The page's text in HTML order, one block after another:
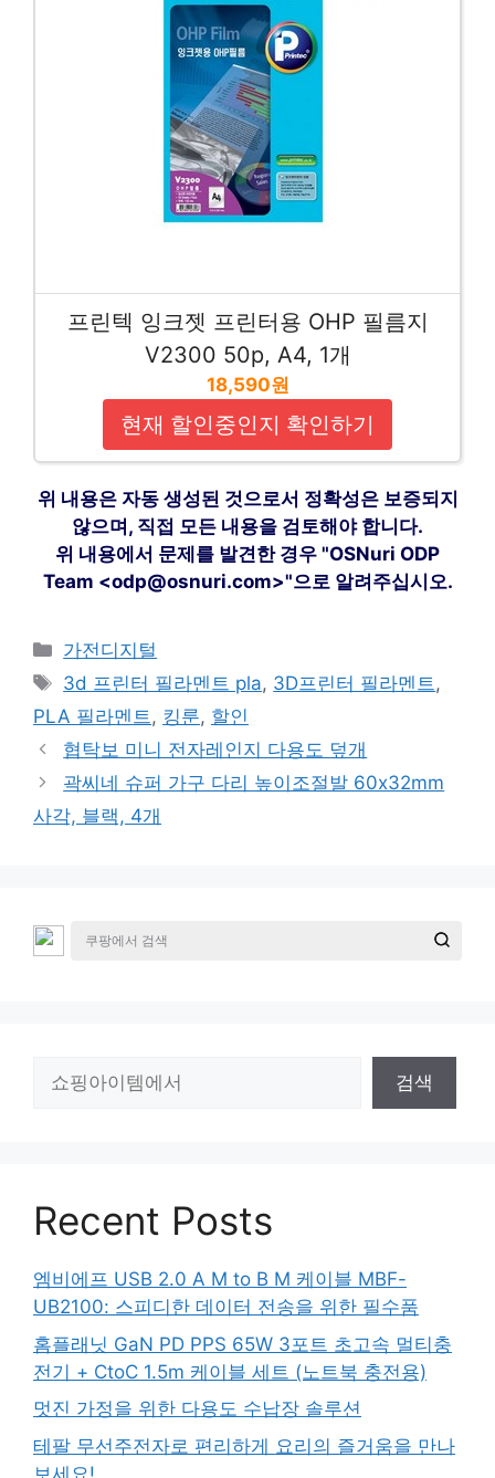
프린텍 잉크젯 프린터용 OHP 필름지
V2300 50p, A4, 1개
18,590원
현재 할인중인지 확인하기
위 내용은 자동 생성된 것으로서 정확성은 보증되지
않으며, 직접 모든 내용을 검토해야 합니다.
위 내용에서 문제를 발견한 경우 "OSNuri ODP
Team <odp@osnuri.com>"으로 알려주십시오.
카
테
리
가전디지털
태
그
3d 프린터 필라멘트 pla, 3D프린터 필라멘트,
PLA 필라멘트, 킹룬, 할인
협탁보 미니 전자레인지 다용도 덮개
곽씨네 슈퍼 가구 다리 높이조절발 60x32mm
사각, 블랙, 4개
검색
Recent Posts
엠비에프 USB 2.0 A M to B M 케이블 MBF-
UB2100: 스피디한 데이터 전송을 위한 필수품
홈플래닛 GaN PD PPS 65W 3포트 초고속 멀티충
전기 + CtoC 1.5m 케이블 세트 (노트북 충전용)
멋진 가정을 위한 다용도 수납장 솔루션
테팔 무선주전자로 편리하게 요리의 즐거움을 만나
보세요!